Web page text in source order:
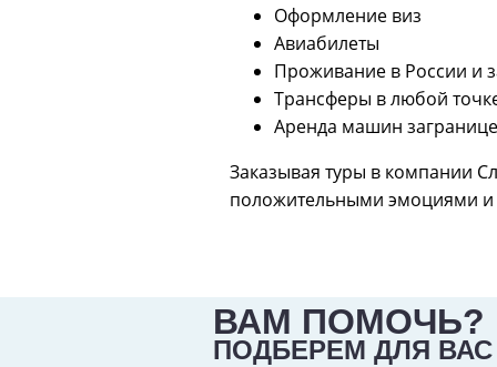
Оформление виз
Авиабилеты
Проживание в России и
Трансферы в любой
Аренда машин
Заказывая туры в компании
положительными эмоциями
ВАМ ПОМОЧЬ?
ПОДБЕРЕМ ДЛЯ